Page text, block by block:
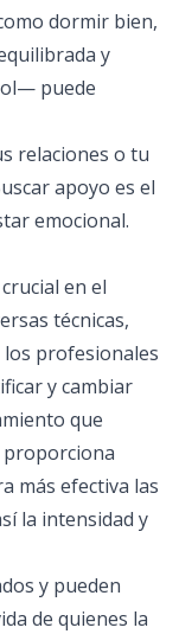
dormir bien,
y
puede
relaciones o tu
apoyo es el
emocional.
en el
técnicas,
profesionales
y cambiar
que
proporciona
más efectiva las
la intensidad y
y pueden
de quienes la